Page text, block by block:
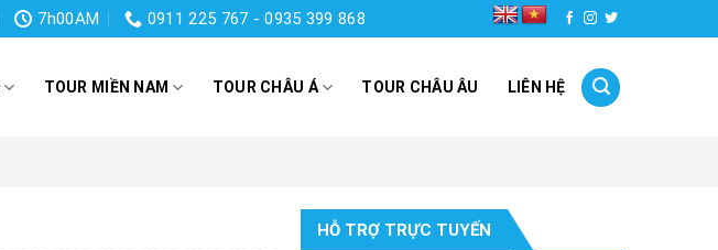
7h00AM 0911 225 767 - 0935 399 868
TOUR MIỀN NAM TOUR CHÂU Á TOUR CHÂU ÂU LIÊN HỆ
HỖ TRỢ TRỰC TUYẾN